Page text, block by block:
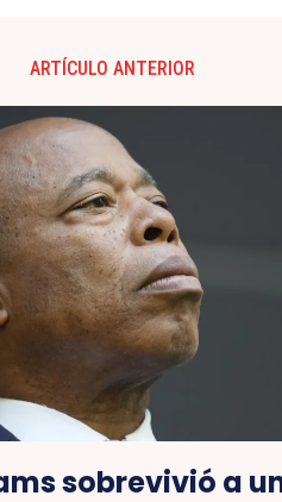
ARTÍCULO ANTERIOR
sobrevivió a